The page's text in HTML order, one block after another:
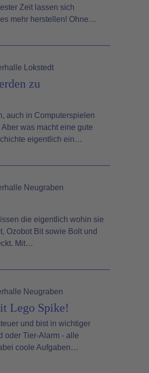
Zeit lassen sich
mehr herstellen! Ohne…
Lokstedt
zu
auch in Computerspielen
was macht eine gute
eigentlich ein…
Neugraben
die eigentlich wohin sie
Ozobot Bit sowie Bolt und
Mit…
Neugraben
Lego Spike!
und bist in wichtiger
oder Tier-Alarm - alle
coole Aufgaben…